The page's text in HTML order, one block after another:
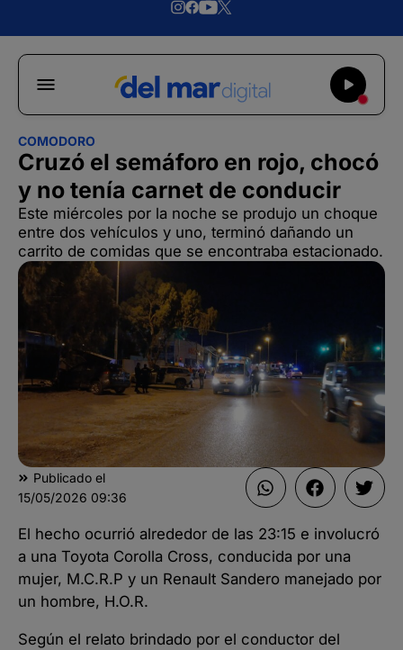
COMODORO
Cruzó el semáforo en rojo, chocó
y no tenía carnet de conducir
Este miércoles por la noche se produjo un choque
entre dos vehículos y uno, terminó dañando un
carrito de comidas que se encontraba estacionado.
Publicado el
15/05/2026 09:36
El hecho ocurrió alrededor de las 23:15 e involucró
a una Toyota Corolla Cross, conducida por una
mujer, M.C.R.P y un Renault Sandero manejado por
un hombre, H.O.R.
Según el relato brindado por el conductor del